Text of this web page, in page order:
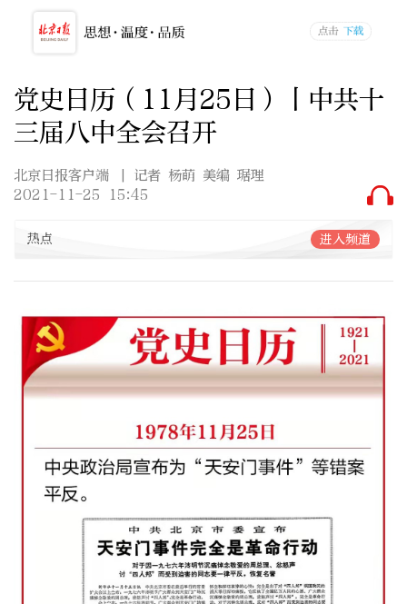
党史日历（11月25日）丨中共十
三届八中全会召开
北京日报客户端
| 记者 杨萌 美编 琚理
2021-11-25 15:45
热点 进入频道